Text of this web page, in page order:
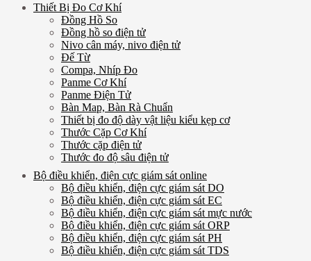
Thiết Bị Đo Cơ Khí
Đồng Hồ So
Đồng hồ so điện tử
Nivo cân máy, nivo điện tử
Đế Từ
Compa, Nhíp Đo
Panme Cơ Khí
Panme Điện Tử
Bàn Map, Bàn Rà Chuẩn
Thiết bị đo độ dày vật liệu kiểu kẹp cơ
Thước Cặp Cơ Khí
Thước cặp điện tử
Thước đo độ sâu điện tử
Bộ điều khiển, điện cực giám sát online
Bộ điều khiển, điện cực giám sát DO
Bộ điều khiển, điện cực giám sát EC
Bộ điều khiển, điện cực giám sát mực nước
Bộ điều khiển, điện cực giám sát ORP
Bộ điều khiển, điện cực giám sát PH
Bộ điều khiển, điện cực giám sát TDS